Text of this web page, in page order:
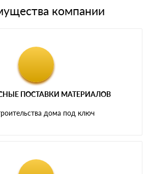
компании
ПОСТАВКИ МАТЕРИАЛОВ
дома под ключ